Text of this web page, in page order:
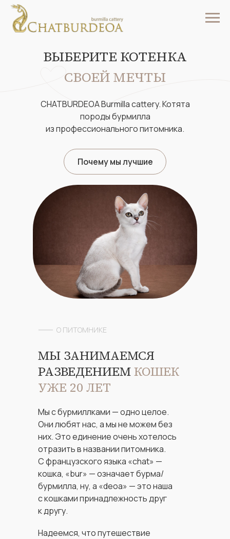
Почему мы лучшие
CHATBURDEOA Burmilla cattery. Котята
породы бурмилла
из профессионального питомника.
ВЫБЕРИТЕ КОТЕНКА
СВОЕЙ МЕЧТЫ
Мы с бурмиллками — одно целое.
Они любят нас, а мы не можем без
них. Это единение очень хотелось
отразить в названии питомника.
C французского языка «chat» —
кошка, «bur» — означает бурма/
бурмилла, ну, а «deoa» — это наша
с кошками принадлежность друг
к другу.
МЫ ЗАНИМАЕМСЯ
РАЗВЕДЕНИЕМКОШЕК
УЖЕ 20 ЛЕТ
Надеемся, что путешествие
О ПИТОМНИКЕ